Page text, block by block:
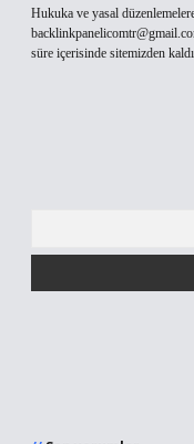
Hukuka ve yasal
süre içerisinde sitemizden